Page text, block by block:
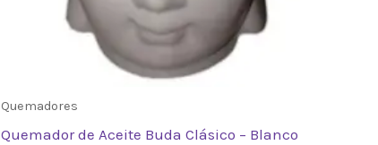
Quemadores
Quemador de Aceite Buda Clásico – Blanco